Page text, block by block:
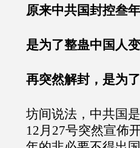
原来中共国封控叁年
是为了整蛊中国人
再突然解封，是为
坊间说法，中共国
12月27号突然宣佈